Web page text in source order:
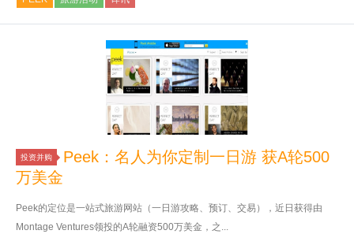
投资并购
Peek：名人为你定制一日游 获A轮500
万美金
Peek的定位是一站式旅游网站（一日游攻略、预订、交易），近日获得由
Montage Ventures领投的A轮融资500万美金，之...